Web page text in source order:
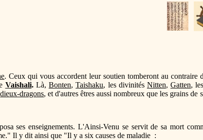
. Ceux qui vous accordent leur soutien tomberont au contraire
Vaishali. Là,Bonten,Taishaku, les divinités Nitten,Gatten, les
dieux-dragons, et d'autres êtres aussi nombreux que les grains de
ses enseignements. L'Ainsi-Venu se servit de sa mort
Il y dit ainsi que "Il y a six causes de maladie :